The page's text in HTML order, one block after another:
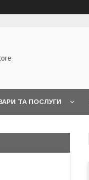
ТА ПОСЛУГИ